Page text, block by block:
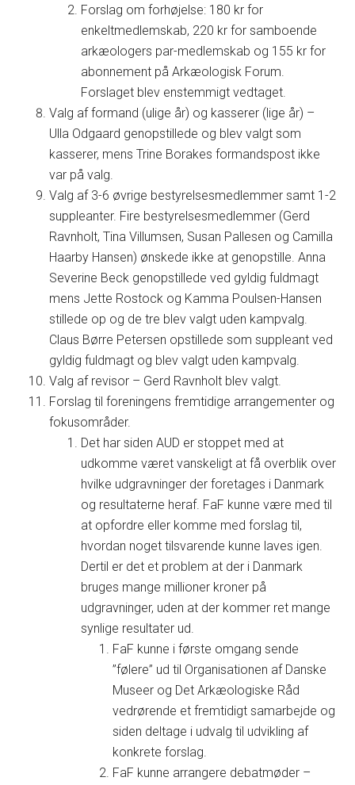
Forslag om forhøjelse: 180 kr for
enkeltmedlemskab, 220 kr for samboende
arkæologers par-medlemskab og 155 kr for
abonnement på Arkæologisk Forum.
Forslaget blev enstemmigt vedtaget.
Valg af formand (ulige år) og kasserer (lige år) –
Ulla Odgaard genopstillede og blev valgt som
kasserer, mens Trine Borakes formandspost ikke
var på valg.
Valg af 3-6 øvrige bestyrelsesmedlemmer samt 1-2
suppleanter. Fire bestyrelsesmedlemmer (Gerd
Ravnholt, Tina Villumsen, Susan Pallesen og Camilla
Haarby Hansen) ønskede ikke at genopstille. Anna
Severine Beck genopstillede ved gyldig fuldmagt
mens Jette Rostock og Kamma Poulsen-Hansen
stillede op og de tre blev valgt uden kampvalg.
Claus Børre Petersen opstillede som suppleant ved
gyldig fuldmagt og blev valgt uden kampvalg.
Valg af revisor – Gerd Ravnholt blev valgt.
Forslag til foreningens fremtidige arrangementer og
fokusområder.
Det har siden AUD er stoppet med at
udkomme været vanskeligt at få overblik over
hvilke udgravninger der foretages i Danmark
og resultaterne heraf. FaF kunne være med til
at opfordre eller komme med forslag til,
hvordan noget tilsvarende kunne laves igen.
Dertil er det et problem at der i Danmark
bruges mange millioner kroner på
udgravninger, uden at der kommer ret mange
synlige resultater ud.
FaF kunne i første omgang sende
”følere” ud til Organisationen af Danske
Museer og Det Arkæologiske Råd
vedrørende et fremtidigt samarbejde og
siden deltage i udvalg til udvikling af
konkrete forslag.
FaF kunne arrangere debatmøder –